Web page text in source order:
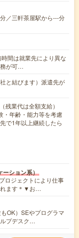
／三軒茶屋駅から---分
間は就業先により異な
が可…
と結びます）派遣先が
残業代は全額支給）
・年齢・能力等を考慮
で1年以上継続したら
ーション系）
ロジェクトにより仕事
れます＊▼お…
OK）SEやプログラマ
プデスク…